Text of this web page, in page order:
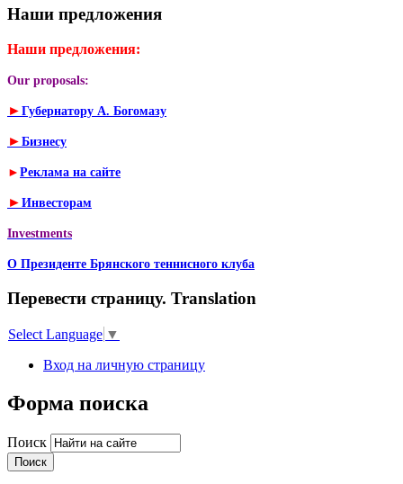
Наши предложения
Наши предложения:
Our proposals:
► Губернатору А. Богомазу
► Бизнесу
► Реклама на сайте
► Инвесторам
Investments
О Президенте Брянского теннисного клуба
Перевести страницу. Translation
Select Language ▼
Вход на личную страницу
Форма поиска
Поиск